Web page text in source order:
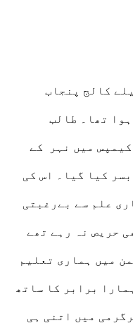
کالج پنجاب
تھا۔ طالب
میں نہر کے
کیا گیا۔ اس کی
علم سے بےرغبتی
حریص نہ رہے تھے
میں ہماری تعلیم
برابر کا ساتھ
میں اتنی ہی